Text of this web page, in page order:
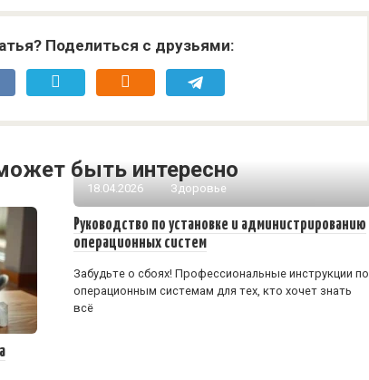
Поделиться с друзьями:
быть интересно
18.04.2026 Здоровье
Руководство по установке и администрированию
операционных систем
Забудьте о сбоях! Профессиональные инструкции по
операционным системам для тех, кто хочет знать
всё